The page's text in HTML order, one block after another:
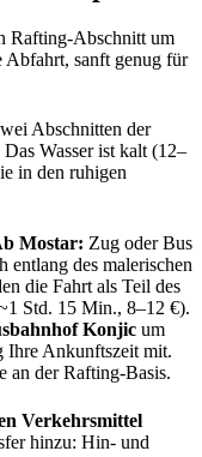
Rafting-Abschnitt um
Abfahrt, sanft genug für
Abschnitten der
Wasser ist kalt (12–
in den ruhigen
Mostar: Zug oder Bus
entlang des malerischen
die Fahrt als Teil des
Std. 15 Min., 8–12 €).
Konjic um
Ihre Ankunftszeit mit.
an der Rafting-Basis.
Verkehrsmittel
hinzu: Hin- und